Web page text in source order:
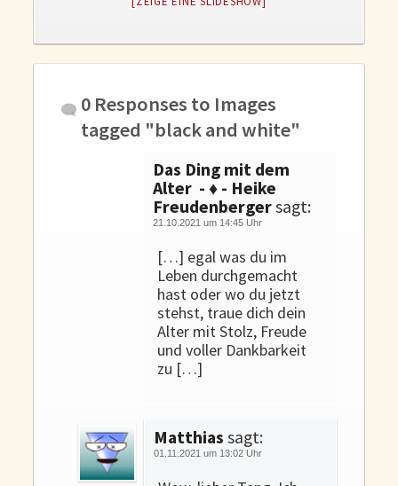
Gedanken und Gefühle
Bücher
Momoko
Die zwei Leben des Herrn Richie
0 Responses to Images
tagged "black and white"
Das Ding mit dem
Alter - ♦ - Heike
Freudenbergersagt:
21.10.2021 um 14:45 Uhr
[…] egal was du im
Leben durchgemacht
hast oder wo du jetzt
stehst, traue dich dein
Alter mit Stolz, Freude
und voller Dankbarkeit
zu […]
Matthias sagt:
01.11.2021 um 13:02 Uhr